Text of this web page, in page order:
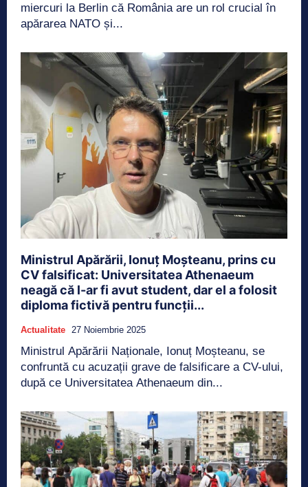
miercuri la Berlin că România are un rol crucial în
apărarea NATO și...
Ministrul Apărării, Ionuț Moșteanu, prins cu
CV falsificat: Universitatea Athenaeum
neagă că l-ar fi avut student, dar el a folosit
diploma fictivă pentru funcții...
Actualitate 27 Noiembrie 2025
Ministrul Apărării Naționale, Ionuț Moșteanu, se
confruntă cu acuzații grave de falsificare a CV-ului,
după ce Universitatea Athenaeum din...